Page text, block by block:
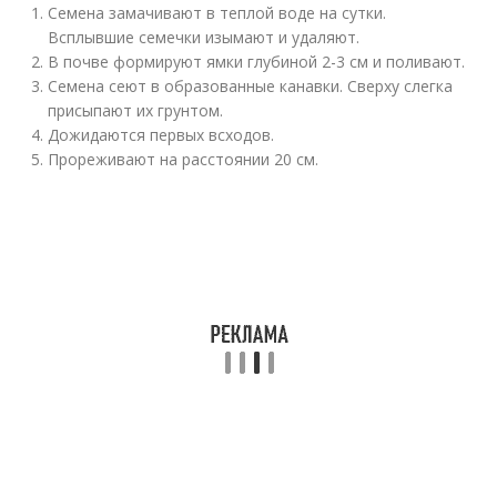
Семена замачивают в теплой воде на сутки.
Всплывшие семечки изымают и удаляют.
В почве формируют ямки глубиной 2-3 см и поливают.
Семена сеют в образованные канавки. Сверху слегка
присыпают их грунтом.
Дожидаются первых всходов.
Прореживают на расстоянии 20 см.